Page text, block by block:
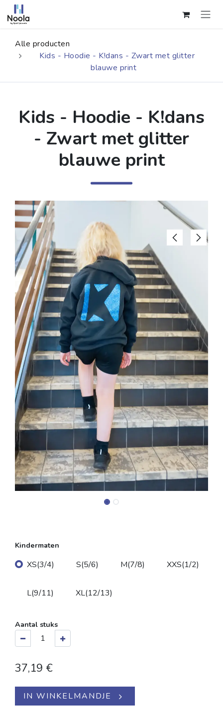
Overslaan naar inhoud
Alle producten
Kids - Hoodie - K!dans - Zwart met glitter
blauwe print
Kids - Hoodie - K!dans
- Zwart met glitter
blauwe print
Kindermaten
XS(3/4) S(5/6) M(7/8) XXS(1/2)
L(9/11) XL(12/13)
Aantal stuks
37,19 €
IN WINKELMANDJE